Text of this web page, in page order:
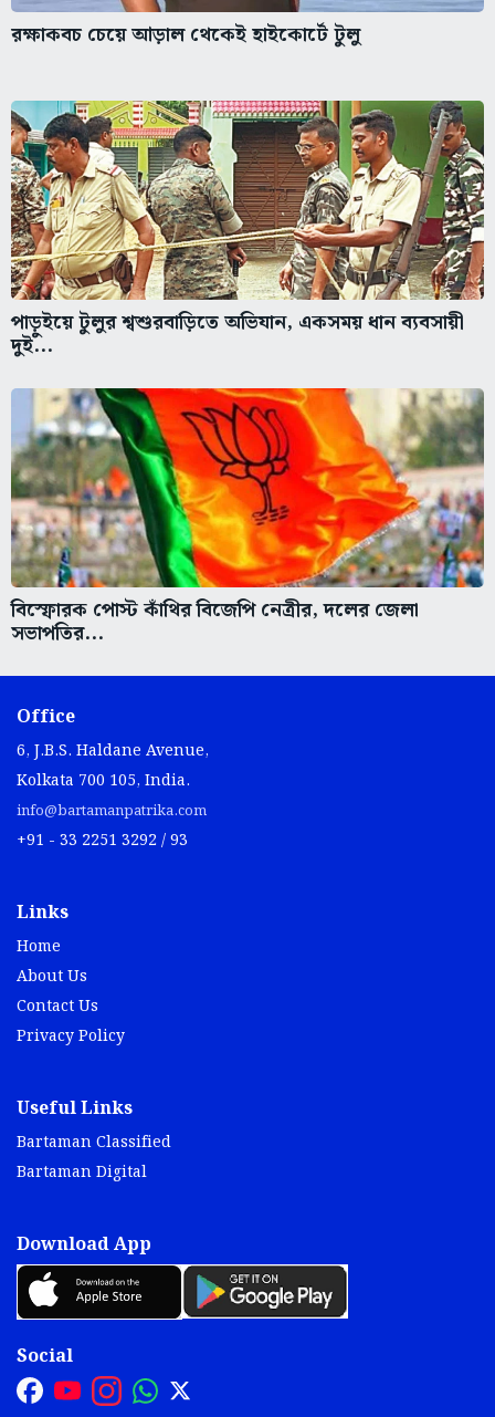
রক্ষাকবচ চেয়ে আড়াল থেকেই হাইকোর্টে টুলু
পাড়ুইয়ে টুলুর শ্বশুরবাড়িতে অভিযান, একসময় ধান ব্যবসায়ী
দুই...
বিস্ফোরক পোস্ট কাঁথির বিজেপি নেত্রীর, দলের জেলা
সভাপতির...
Office
6, J.B.S. Haldane Avenue,
Kolkata 700 105, India.
info@bartamanpatrika.com
+91 - 33 2251 3292 / 93
Links
Home
About Us
Contact Us
Privacy Policy
Useful Links
Bartaman Classified
Bartaman Digital
Download App
Social